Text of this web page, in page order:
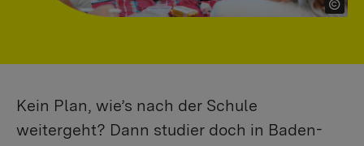
Kein Plan, wie’s nach der Schule
weitergeht? Dann studier doch in Baden-